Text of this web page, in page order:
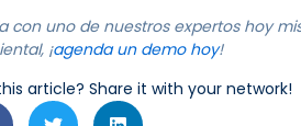
con uno de nuestros expertos hoy
¡agenda un demo hoy!
article? Share it with your network!